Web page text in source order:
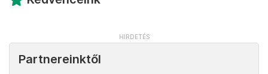
Partnereinktől